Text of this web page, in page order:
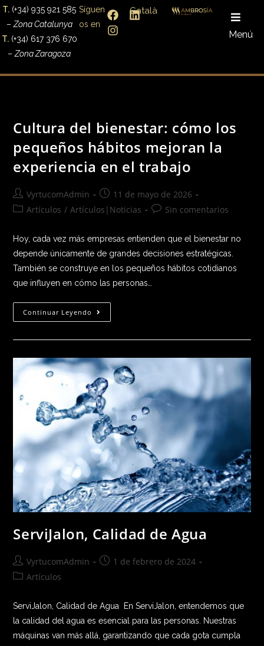
T. (+34) 935 921 585
–Zona Catalunya
T.(+34) 617 376 670
–Zona Zaragoza
Síguen
os en
Català
Menú
Cultura del bienestar: cómo los
pequeños hábitos mejoran la
experiencia en el trabajo
VyrtucomAdmin
11 de mayo de 2026
Artículos / Artículos|Noticias Sin comentarios
Hoy, cada vez más empresas entienden que el bienestar no
depende únicamente de grandes decisiones estratégicas.
También se construye en los pequeños hábitos cotidianos
que influyen en cómo las personas…
Continuar Leyendo
ServiJalon, Calidad de Agua
VyrtucomAdmin
1 de febrero de 2024
Artículos
ServiJalon, Calidad de Agua En ServiJalon, entendemos que
la calidad del agua es esencial para las personas. Nuestras
máquinas van más allá, garantizando que cada gota cumpla